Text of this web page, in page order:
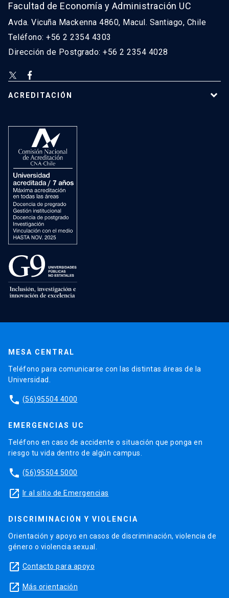
Facultad de Economía y Administración UC
Avda. Vicuña Mackenna 4860, Macul. Santiago, Chile
Teléfono: +56 2 2354 4303
Dirección de Postgrado: +56 2 2354 4028
ACREDITACIÓN
MESA CENTRAL
Teléfono para comunicarse con las distintas áreas de la
Universidad.
phone (56)95504 4000
EMERGENCIAS UC
Teléfono en caso de accidente o situación que ponga en
riesgo tu vida dentro de algún campus.
phone (56)95504 5000
launch Ir al sitio de Emergencias
DISCRIMINACIÓN Y VIOLENCIA
Orientación y apoyo en casos de discriminación, violencia de
género o violencia sexual.
launch Contacto para apoyo
launch Más orientación